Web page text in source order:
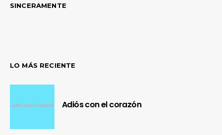
SINCERAMENTE
LO MÁS RECIENTE
Adiós con el corazón